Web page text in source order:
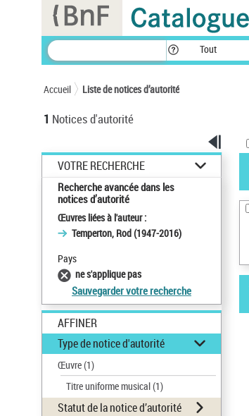
Tout
Accueil Liste de notices d’autorité
1 Notices d'autorité
VOTRE RECHERCHE
Recherche avancée dans les
notices d’autorité
Œuvres liées à l'auteur :
Temperton, Rod (1947-2016)
Pays
ne s'applique pas
Sauvegarder votre recherche
AFFINER
Type de notice d'autorité
Œuvre(1)
Titre uniforme musical(1)
Statut de la notice d’autorité
Panneau de gestion des cookies